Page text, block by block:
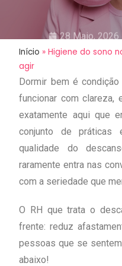
28 Maio, 2026
Higiene do
como o
Início »Higiene do sono
agir
Dormir bem é
funcionar com
exatamente aqui que
conjunto de práticas
qualidade do
raramente entra nas
com a seriedade que
O RH que trata o
frente: reduz
pessoas que se
abaixo!